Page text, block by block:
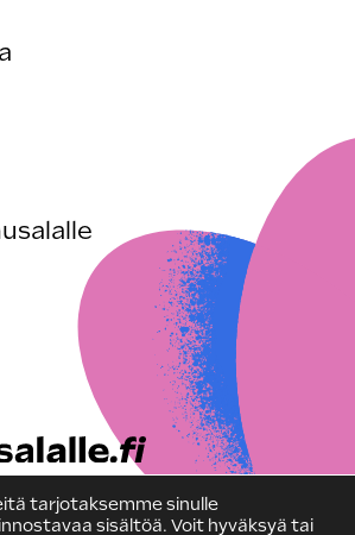
RT
tarjotaksemme sinulle
sisältöä. Voit hyväksyä tai